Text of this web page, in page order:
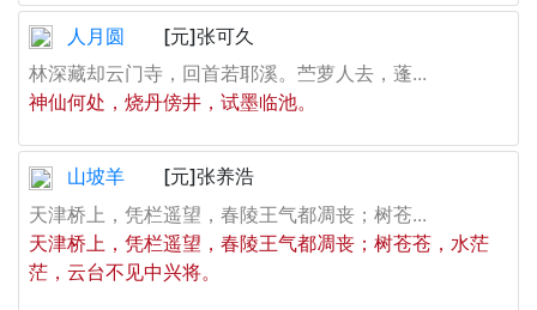
人月圆
[元]张可久
林深藏却云门寺，回首若耶溪。苎萝人去，蓬...
神仙何处，烧丹傍井，试墨临池。
山坡羊
[元]张养浩
天津桥上，凭栏遥望，春陵王气都凋丧；树苍...
天津桥上，凭栏遥望，春陵王气都凋丧；树苍苍，水茫
茫，云台不见中兴将。